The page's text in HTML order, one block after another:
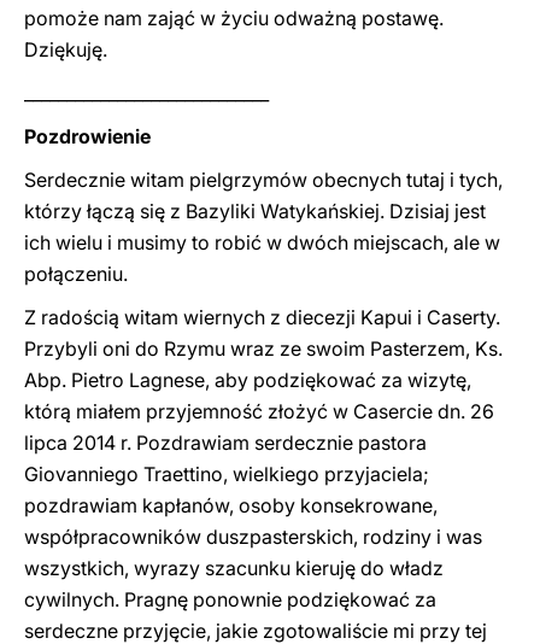
pomoże nam zająć w życiu odważną postawę.
Dziękuję.
Pozdrowienie
Serdecznie witam pielgrzymów obecnych tutaj i tych,
którzy łączą się z Bazyliki Watykańskiej. Dzisiaj jest
ich wielu i musimy to robić w dwóch miejscach, ale w
połączeniu.
Z radością witam wiernych z diecezji Kapui i Caserty.
Przybyli oni do Rzymu wraz ze swoim Pasterzem, Ks.
Abp. Pietro Lagnese, aby podziękować za wizytę,
którą miałem przyjemność złożyć w Casercie dn. 26
lipca 2014 r. Pozdrawiam serdecznie pastora
Giovanniego Traettino, wielkiego przyjaciela;
pozdrawiam kapłanów, osoby konsekrowane,
współpracowników duszpasterskich, rodziny i was
wszystkich, wyrazy szacunku kieruję do władz
cywilnych. Pragnę ponownie podziękować za
serdeczne przyjęcie, jakie zgotowaliście mi przy tej